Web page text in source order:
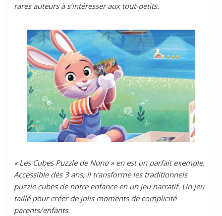
rares auteurs à s’intéresser aux tout-petits.
« Les Cubes Puzzle de Nono » en est un parfait exemple.
Accessible dès 3 ans, il transforme les traditionnels
puzzle cubes de notre enfance en un jeu narratif. Un jeu
taillé pour créer de jolis moments de complicité
parents/enfants.